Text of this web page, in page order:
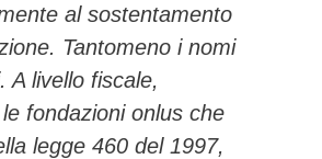
al sostentamento
Tantomeno i nomi
A livello fiscale,
fondazioni onlus che
legge 460 del 1997,